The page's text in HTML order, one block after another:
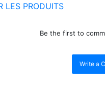
LES PRODUITS
Be the first to
Write a